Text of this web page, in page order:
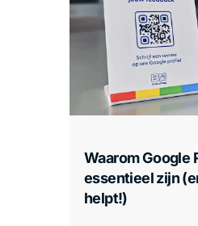
Waarom Google
essentieel zijn
helpt!)